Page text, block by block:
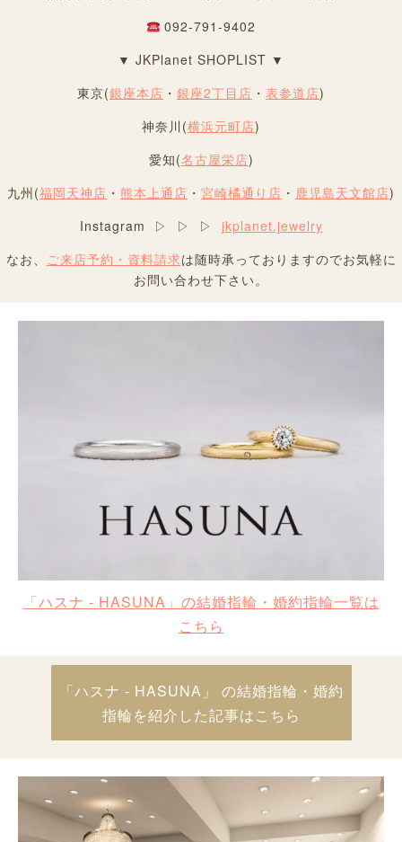
092-791-9402
▼ JKPlanet SHOPLIST ▼
東京(銀座本店 ・ 銀座2丁目店 ・ 表参道店)
神奈川(横浜元町店)
愛知(名古屋栄店)
九州(福岡天神店 ・ 熊本上通店 ・ 宮崎橘通り店 ・ 鹿児島天文館店)
Instagram ▷ ▷ ▷ jkplanet.jewelry
なお、
ご来店予約・資料請求は随時承っておりますのでお気軽に
お問い合わせ下さい。
「ハスナ - HASUNA」の結婚指輪・婚約指輪一覧は
こちら
「ハスナ - HASUNA」 の結婚指輪・婚約
指輪を紹介した記事はこちら